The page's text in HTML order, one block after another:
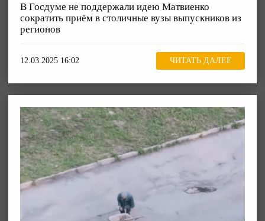
В Госдуме не поддержали идею Матвиенко
сократить приём в столичные вузы выпускников из
регионов
12.03.2025 16:02 ЧИТАТЬ ДАЛЕЕ